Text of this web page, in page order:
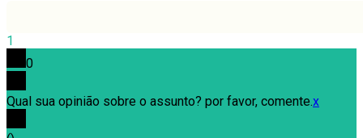
1
0
Qual sua opinião sobre o assunto? por favor, comente.x